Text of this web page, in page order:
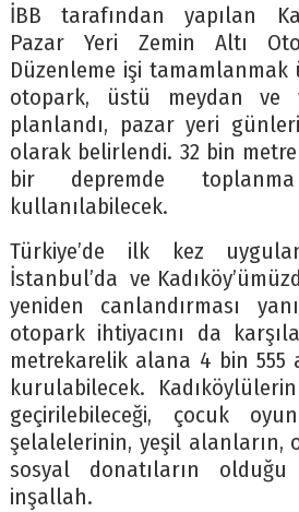
İBB tarafından yapılan
Pazar Yeri Zemin Altı
Düzenleme işi tamamlanmak
otopark, üstü meydan ve
planlandı, pazar yeri
olarak belirlendi. 32 bin
bir depremde
kullanılabilecek.
Türkiye’de ilk kez
İstanbul’da ve
yeniden canlandırması
otopark ihtiyacını da
metrekarelik alana 4 bin 555
kurulabilecek.
geçirilebileceği, çocuk
şelalelerinin, yeşil alanların,
sosyal donatıların
inşallah.